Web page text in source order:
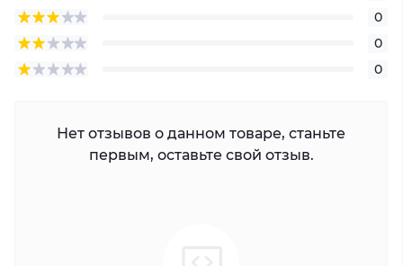
0
0
0
Нет отзывов о данном товаре, станьте
первым, оставьте свой отзыв.